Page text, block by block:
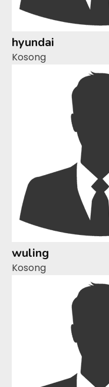
hyundai
Kosong
wuling
Kosong